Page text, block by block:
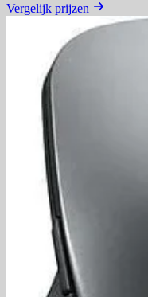
Vergelijk prijzen